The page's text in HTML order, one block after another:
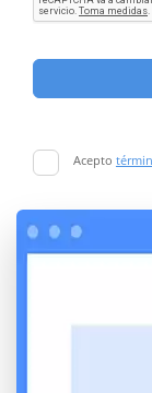
Acepto